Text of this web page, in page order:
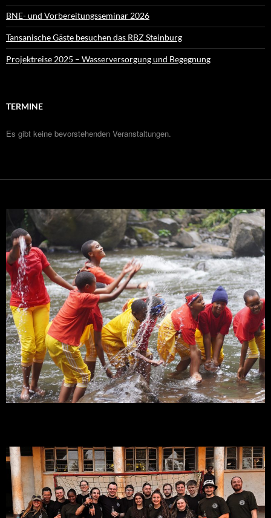
BNE- und Vorbereitungsseminar 2026
Tansanische Gäste besuchen das RBZ Steinburg
Projektreise 2025 – Wasserversorgung und Begegnung
TERMINE
Es gibt keine bevorstehenden Veranstaltungen.